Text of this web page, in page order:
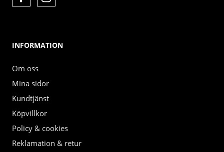
INFORMATION
Om oss
Mina sidor
Kundtjänst
Köpvillkor
Policy & cookies
Reklamation & retur